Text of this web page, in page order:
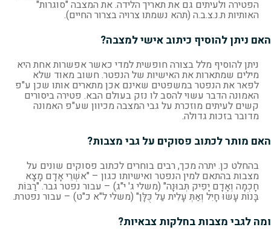
הפטירה ולעיתים גם את תאריך הלידה. את המצבה "סוגרות"
האותיות ת.נ.צ.ב.ה (תהא נשמתו צרויה בצרור החיים).
האם ניתן להוסיף כיתוב אישי למצבה?
ניתן להוסיף מלל בצורה חופשית למדי כאשר אפשרות אחת היא
מילים שמתארות את האישיות של הנפטר. חשוב מאוד שלא
לפאר את הנפטר במשפטים שאינם אכן מתארים אותו שכן ע"פ
האמונה הדבר עשוי להסב לו נזק בעולם הבא. פטירה ביסורים
קשים לעיתים מוזכרת על גבי המצבה מכיוון שע"פ האמונה
מדובר בזכות גדולה.
האם מותר לכתוב פסוקים על גבי מצבות?
בהחלט כן. יתרה מכך, רבים בוחרים לכתוב פסוקים שונים על
מצבות בהתאם למין הנפטר ואישיותו כגון – "אשְׁרֵי אָדָם מָצָא
חָכְמָה וְאָדָם יָפִיק תְּבוּנָה" (משלי ג' י"ג) – עבור נפטר גבר. "רַבּוֹת
בָּנוֹת עָשׂוּ חָיִל וְאַתְּ עָלִית עַל כֻּלָּן" (משלי ל"א כ"ט) – עבור נפטרת.
ומה לגבי מצבות בחלקות צבאיות?